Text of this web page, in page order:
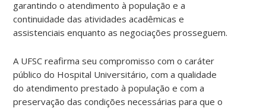
garantindo o atendimento à população e a
continuidade das atividades acadêmicas e
assistenciais enquanto as negociações prosseguem.
A UFSC reafirma seu compromisso com o caráter
público do Hospital Universitário, com a qualidade
do atendimento prestado à população e com a
preservação das condições necessárias para que o